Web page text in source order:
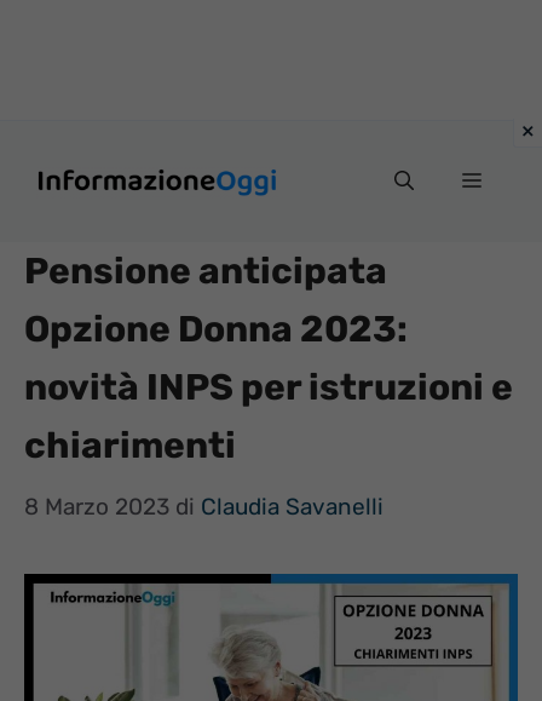
Menu
Pensione anticipata
Opzione Donna 2023:
novità INPS per istruzioni e
chiarimenti
8 Marzo 2023 di Claudia Savanelli